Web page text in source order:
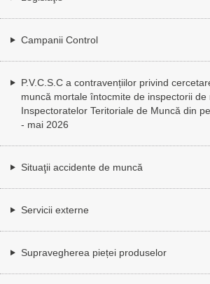
Campanii Control
P.V.C.S.C a contravențiilor privind
muncă mortale întocmite de inspectorii
Inspectoratelor Teritoriale de Muncă din
- mai 2026
Situaţii accidente de muncă
Servicii externe
Supravegherea pieței produselor